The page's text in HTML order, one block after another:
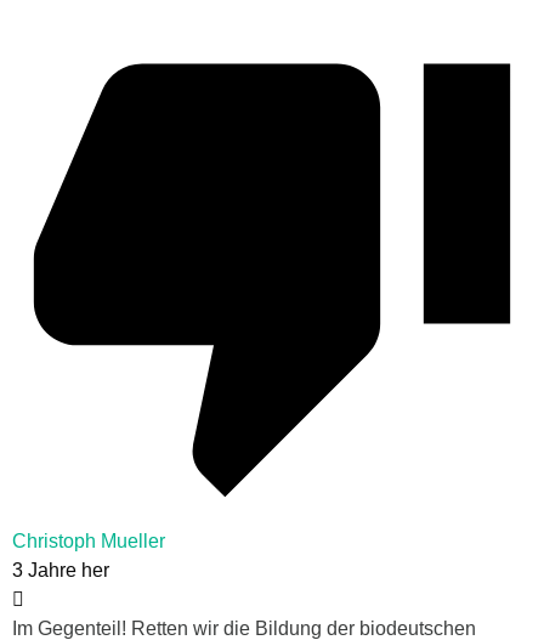
Christoph Mueller
3 Jahre her
Im Gegenteil! Retten wir die Bildung der biodeutschen